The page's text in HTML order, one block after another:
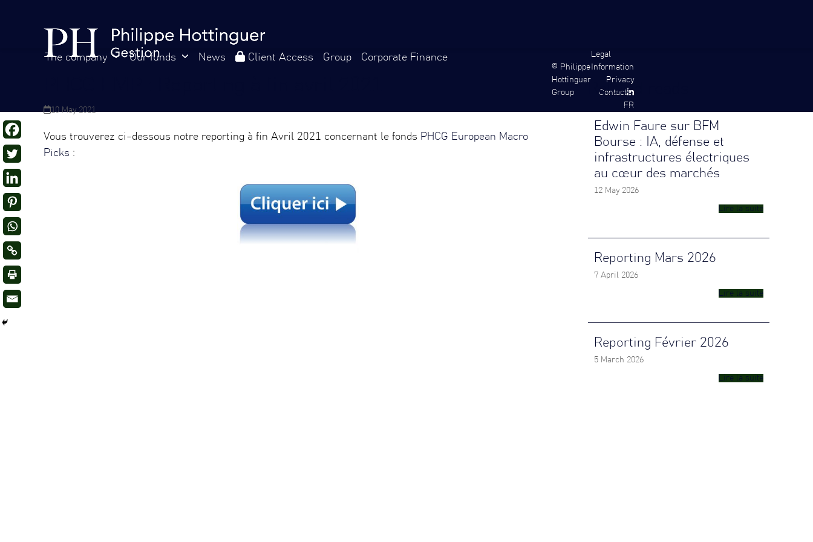
The company
Our funds News Client Access Group Corporate Finance
10 May 2021
Vous trouverez ci-dessous notre reporting à fin Avril 2021 concernant le fonds PHCG European Macro
Picks :
Related reads
Edwin Faure sur BFM
Bourse : IA, défense et
infrastructures électriques
au cœur des marchés
12 May 2026
Lire la suite
Reporting Mars 2026
7 April 2026
Lire la suite
Reporting Février 2026
5 March 2026
Lire la suite
© Philippe
Hottinguer
Group
Legal
Information
Privacy
Contact
FR